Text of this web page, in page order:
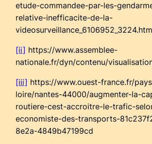
etude-commandee-par-les-
relative-inefficacite-de-la-
[ii] https://www.assemblee-
nationale.fr/dyn/contenu/
[iii] https://www.ouest-france.fr/
loire/nantes-44000/augmenter-la-
routiere-cest-accroitre-le-trafic-
economiste-des-transports-
8e2a-4849b47199cd